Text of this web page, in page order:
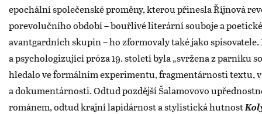
epochální společenské proměny, kterou přinesla Říjnová
porevolučního období – bouřlivé literární souboje a
avantgardních skupin – ho zformovaly také jako
a psychologizující próza 19. století byla „svržena z parníku
hledalo ve formálním experimentu, fragmentárnosti textu,
a dokumentárnosti. Odtud pozdější Šalamovovo
románem, odtud krajní lapidárnost a stylistická hutnost